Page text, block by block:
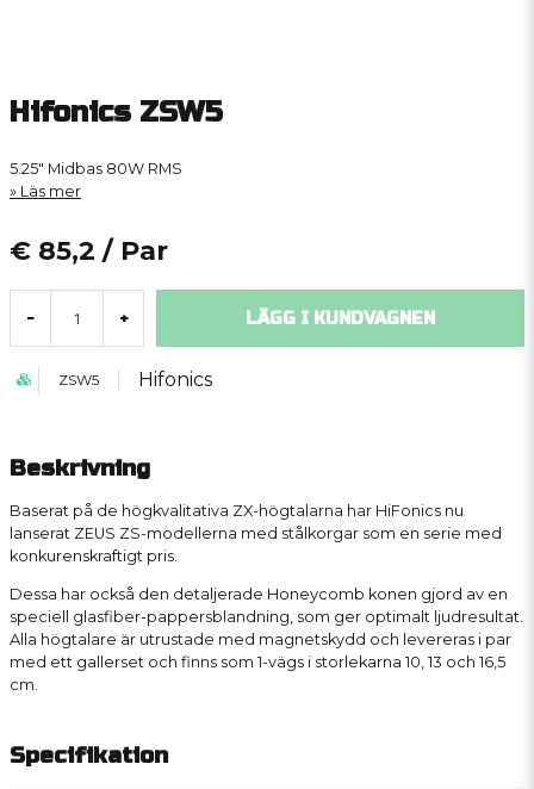
Hifonics ZSW5
5.25" Midbas 80W RMS
Läs mer
€ 85,2 / Par
- + LÄGG I KUNDVAGNEN
ZSW5 Hifonics
Beskrivning
Baserat på de högkvalitativa ZX-högtalarna har HiFonics nu
lanserat ZEUS ZS-modellerna med stålkorgar som en serie med
konkurenskraftigt pris.
Dessa har också den detaljerade Honeycomb konen gjord av en
speciell glasfiber-pappersblandning, som ger optimalt ljudresultat.
Alla högtalare är utrustade med magnetskydd och levereras i par
med ett gallerset och finns som 1-vägs i storlekarna 10, 13 och 16,5
cm.
Specifikation